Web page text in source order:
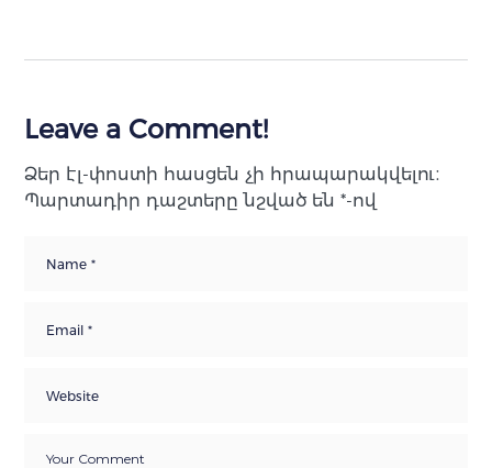
Leave a Comment!
Ձեր էլ-փոստի հասցեն չի հրապարակվելու։
Պարտադիր դաշտերը նշված են*-ով